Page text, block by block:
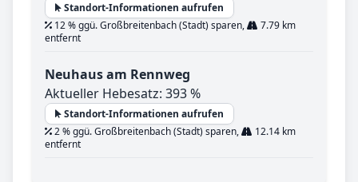
Standort-Informationen aufrufen
12 % ggü. Großbreitenbach (Stadt) sparen,
7.79 km
entfernt
Neuhaus am Rennweg
Aktueller Hebesatz: 393 %
Standort-Informationen aufrufen
2 % ggü. Großbreitenbach (Stadt) sparen,
12.14 km
entfernt